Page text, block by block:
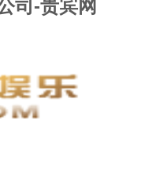
司-贵宾网